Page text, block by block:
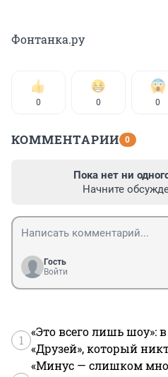
Фонтанка.ру
0 0 0
КОММЕНТАРИИ 0
Пока нет ни
Начните
Гость
Войти
1
«Это всего лишь шоу»:
«Друзей», который
«Минус — слишком